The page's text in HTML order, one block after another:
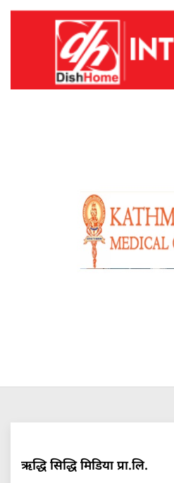
ऋद्धि सिद्धि मिडिया प्रा.लि.